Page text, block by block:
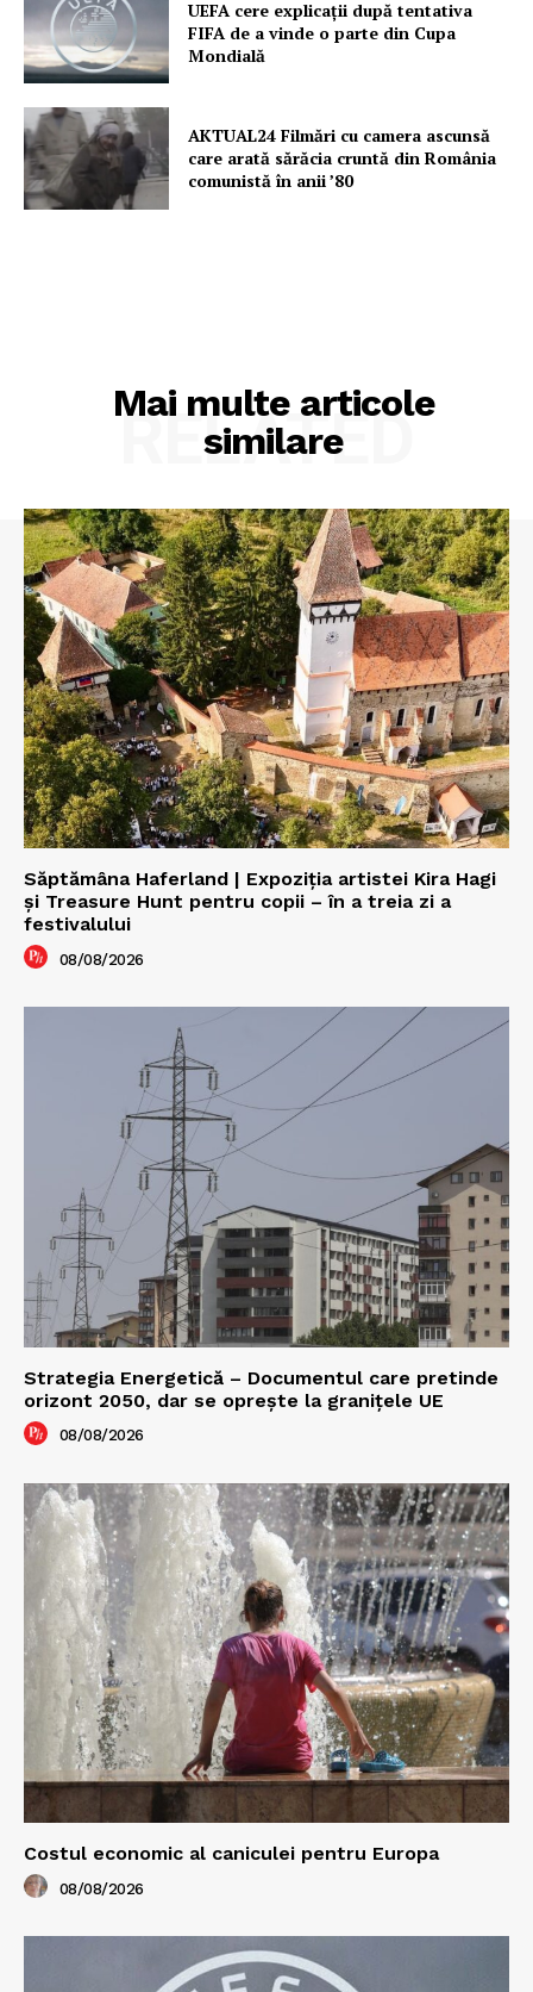
UEFA cere explicații după tentativa
FIFA de a vinde o parte din Cupa
Mondială
AKTUAL24 Filmări cu camera ascunsă
care arată sărăcia cruntă din România
comunistă în anii ’80
Mai multe articole
similare
RELATED
Săptămâna Haferland | Expoziţia artistei Kira Hagi
şi Treasure Hunt pentru copii – în a treia zi a
festivalului
08/08/2026
Strategia Energetică – Documentul care pretinde
orizont 2050, dar se oprește la granițele UE
08/08/2026
Costul economic al caniculei pentru Europa
08/08/2026